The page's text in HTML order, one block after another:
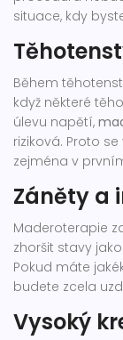
situace, kdy
Během
když některé
úlevu napětí,
riziková. Proto
zejména v
Záněty a
Maderoterapie
zhoršit stavy
Pokud máte
budete zcela
Vysoký